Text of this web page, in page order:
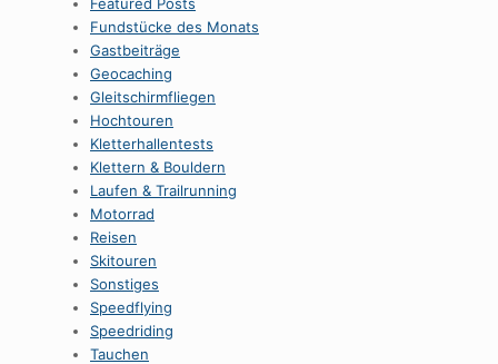
Fundstücke des Monats
Gastbeiträge
Geocaching
Gleitschirmfliegen
Hochtouren
Kletterhallentests
Klettern & Bouldern
Laufen & Trailrunning
Motorrad
Reisen
Skitouren
Sonstiges
Speedflying
Speedriding
Tauchen